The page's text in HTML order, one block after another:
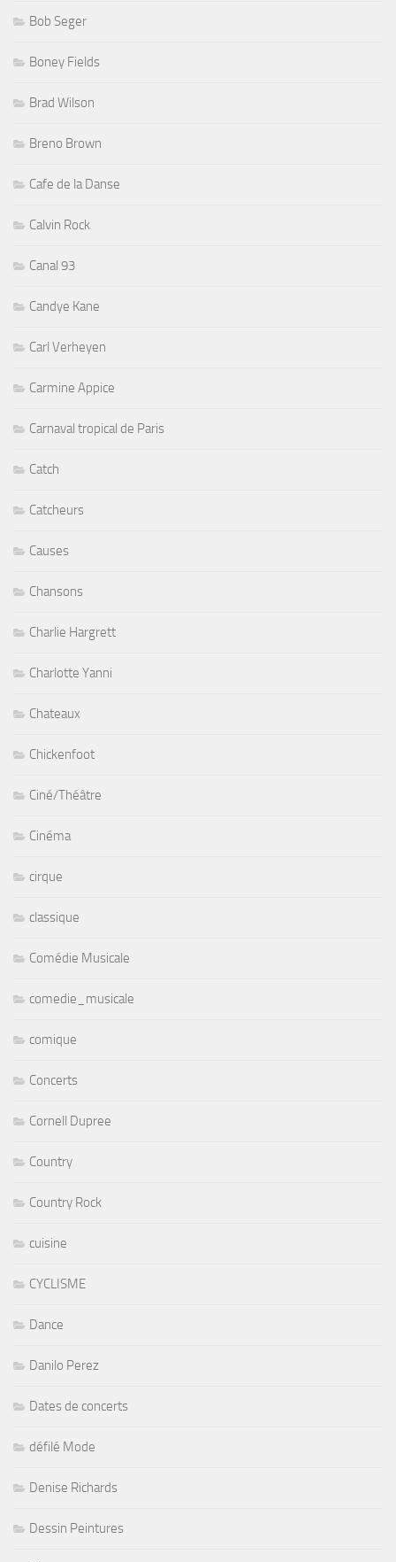
Bob Seger
Boney Fields
Brad Wilson
Breno Brown
Cafe de la Danse
Calvin Rock
Canal 93
Candye Kane
Carl Verheyen
Carmine Appice
Carnaval tropical de Paris
Catch
Catcheurs
Causes
Chansons
Charlie Hargrett
Charlotte Yanni
Chateaux
Chickenfoot
Ciné/Théâtre
Cinéma
cirque
classique
Comédie Musicale
comedie_musicale
comique
Concerts
Cornell Dupree
Country
Country Rock
cuisine
CYCLISME
Dance
Danilo Perez
Dates de concerts
défilé Mode
Denise Richards
Dessin Peintures